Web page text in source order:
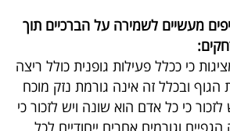
מעשיים לשמירה על הברכיים תוך
כי ככלל פעילות גופנית כולל ריצה
הגוף ובכלל זה אינה גורמת נזק מוכח
כי כל אדם הוא שונה ויש לזכור כי
וגורמים אחרים ייחודיים לכל